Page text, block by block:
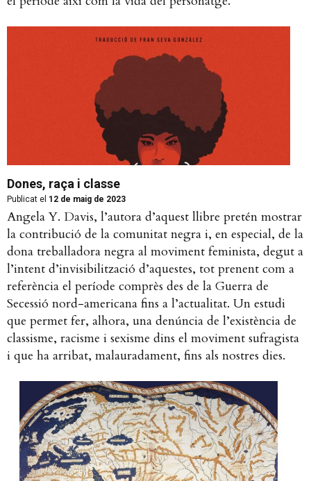
Dones, raça i classe
Publicat el 12 de maig de 2023
Angela Y. Davis, l’autora d’aquest llibre pretén mostrar
la contribució de la comunitat negra i, en especial, de la
dona treballadora negra al moviment feminista, degut a
l’intent d’invisibilització d’aquestes, tot prenent com a
referència el període comprès des de la Guerra de
Secessió nord-americana fins a l’actualitat. Un estudi
que permet fer, alhora, una denúncia de l’existència de
classisme, racisme i sexisme dins el moviment sufragista
i que ha arribat, malauradament, fins als nostres dies.